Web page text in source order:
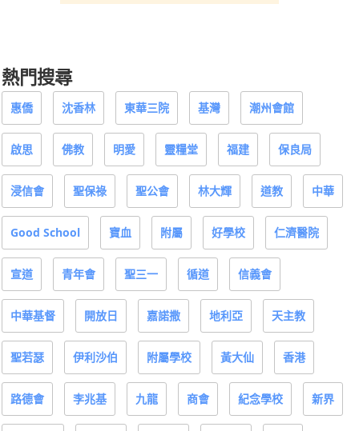
熱門搜尋
惠僑 沈香林 東華三院 基灣 潮州會館
啟思 佛教 明愛 靈糧堂 福建 保良局
浸信會 聖保祿 聖公會 林大輝 道教 中華
Good School 寶血 附屬 好學校 仁濟醫院
宣道 青年會 聖三一 循道 信義會
中華基督 開放日 嘉諾撒 地利亞 天主教
聖若瑟 伊利沙伯 附屬學校 黃大仙 香港
路德會 李兆基 九龍 商會 紀念學校 新界